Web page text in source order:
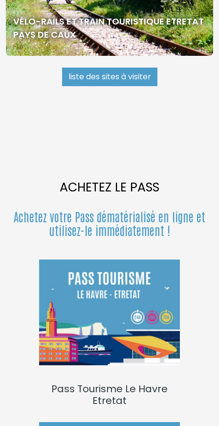
VÉLO-RAILS ET TRAIN TOURISTIQUE ETRETAT
PAYS DE CAUX
liste des sites à visiter
ACHETEZ LE PASS
Achetez votre Pass dématérialisé en ligne et
utilisez-le immédiatement !
Pass Tourisme Le Havre
Etretat